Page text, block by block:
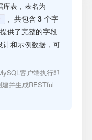
库表，表名为
， 共包含 3 个字
供了完整的字段
计和示例数据，可
客户端执行即
并生成RESTful